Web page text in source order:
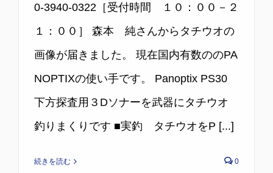
0-3940-0322［受付時間 １０：００－２
１：００］ 森本 純さんからタチウオの
画像が届きました。 現在国内有数ののPA
NOPTIXの使い手です。 Panoptix PS30
下方探査用３Dソナーを武器にタチウオ
釣りまくりです ■実釣 タチウオをP [...]
続きを読む 0